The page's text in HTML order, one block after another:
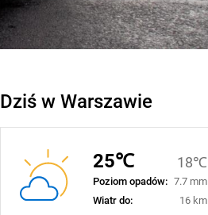
Dziś w Warszawie
25℃ 18℃
Poziom opadów: 7.7 mm
Wiatr do:
16 km